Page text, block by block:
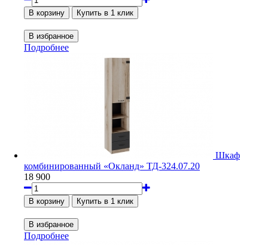
Подробнее
Шкаф
комбинированный «Окланд» ТД-324.07.20
18 900
Подробнее